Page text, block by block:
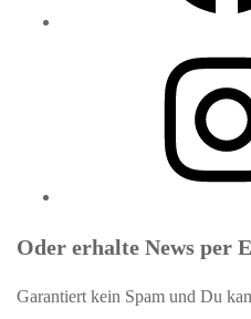
Oder erhalte News per
Garantiert kein Spam und Du